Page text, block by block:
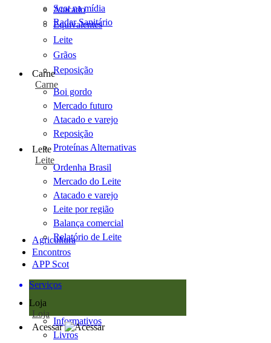
Scot na mídia
Radar Sanitário
Atacado
Equivalentes
Leite
Grãos
Reposição
Carne
Carne
Boi gordo
Mercado futuro
Atacado e varejo
Reposição
Proteínas Alternativas
Leite
Leite
Ordenha Brasil
Mercado do Leite
Atacado e varejo
Leite por região
Balança comercial
Relatório de Leite
Agricultura
Encontros
APP Scot
Serviços
Loja
Loja
Informativos
Livros
Acessar